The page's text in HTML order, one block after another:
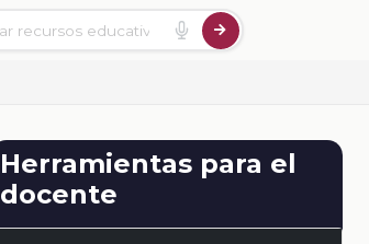
Herramientas para el
docente